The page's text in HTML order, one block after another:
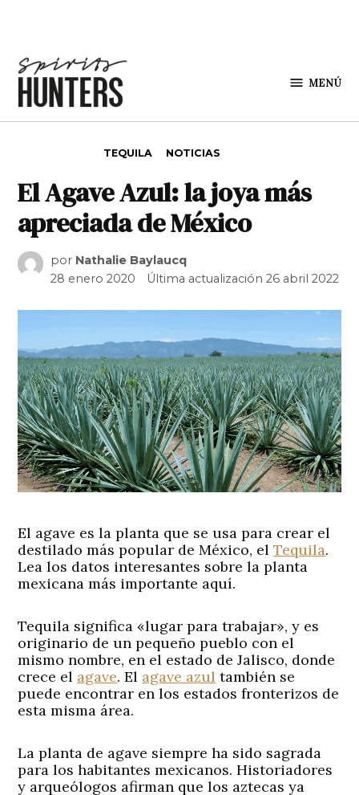
MENÚ
TEQUILA NOTICIAS
El Agave Azul: la joya más
apreciada de México
por Nathalie Baylaucq
28 enero 2020
Última actualización26 abril 2022
El agave es la planta que se usa para crear el
destilado más popular de México, elTequila.
Lea los datos interesantes sobre la planta
mexicana más importante aquí.
Tequila significa «lugar para trabajar», y es
originario de un pequeño pueblo con el
mismo nombre, en el estado de Jalisco, donde
crece el agave. El agave azul también se
puede encontrar en los estados fronterizos de
esta misma área.
La planta de agave siempre ha sido sagrada
para los habitantes mexicanos. Historiadores
y arqueólogos afirman que los aztecas ya